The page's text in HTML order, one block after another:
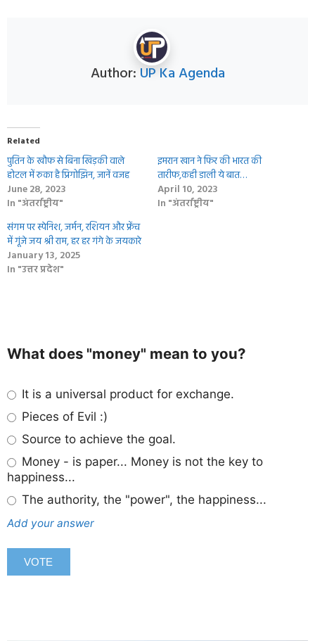
Author: UP Ka Agenda
Related
पुतिन के खौफ से बिना खिड़की वाले
होटल में रुका है प्रिगोझिन, जानें वजह
June 28, 2023
In "अंतर्राष्ट्रीय"
इमरान खान ने फिर की भारत की
तारीफ,कही डाली ये बात…
April 10, 2023
In "अंतर्राष्ट्रीय"
संगम पर स्पेनिश, जर्मन, रशियन और फ्रेंच
में गूंजे जय श्री राम, हर हर गंगे के जयकारे
January 13, 2025
In "उत्तर प्रदेश"
What does "money" mean to you?
It is a universal product for exchange.
Pieces of Evil :)
Source to achieve the goal.
Money - is paper... Money is not the key to
happiness...
The authority, the "power", the happiness...
Add your answer